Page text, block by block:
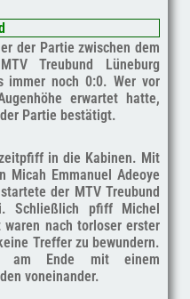
der Partie zwischen dem
Treubund Lüneburg
immer noch 0:0. Wer vor
erwartet hatte,
Partie bestätigt.
in die Kabinen. Mit
Micah Emmanuel Adeoye
der MTV Treubund
Schließlich pfiff Michel
nach torloser erster
Treffer zu bewundern.
am Ende mit einem
voneinander.